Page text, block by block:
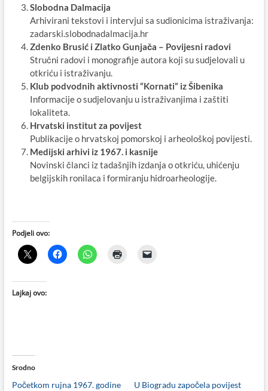
Slobodna Dalmacija
Arhivirani tekstovi i intervjui sa sudionicima istraživanja:
zadarski.slobodnadalmacija.hr
Zdenko Brusić i Zlatko Gunjača – Povijesni radovi
Stručni radovi i monografije autora koji su sudjelovali u
otkriću i istraživanju.
Klub podvodnih aktivnosti “Kornati” iz Šibenika
Informacije o sudjelovanju u istraživanjima i zaštiti
lokaliteta.
Hrvatski institut za povijest
Publikacije o hrvatskoj pomorskoj i arheološkoj povijesti.
Medijski arhivi iz 1967. i kasnije
Novinski članci iz tadašnjih izdanja o otkriću, uhićenju
belgijskih ronilaca i formiranju hidroarheologije.
Podjeli ovo:
Lajkaj ovo:
Srodno
Početkom rujna 1967. godine U Biogradu započela povijest